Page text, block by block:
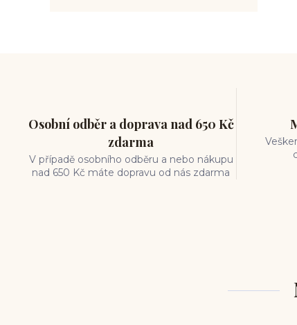
hypoalergenní materiál
ocelové šperky
titan šperky
luxusní piercing
velikost piercingu
piercing do ucha
conch piercing
Osobní odběr a doprava nad 650 Kč
zdarma
V případě osobního odběru a nebo nákupu
nad 650 Kč máte dopravu od nás zdarma